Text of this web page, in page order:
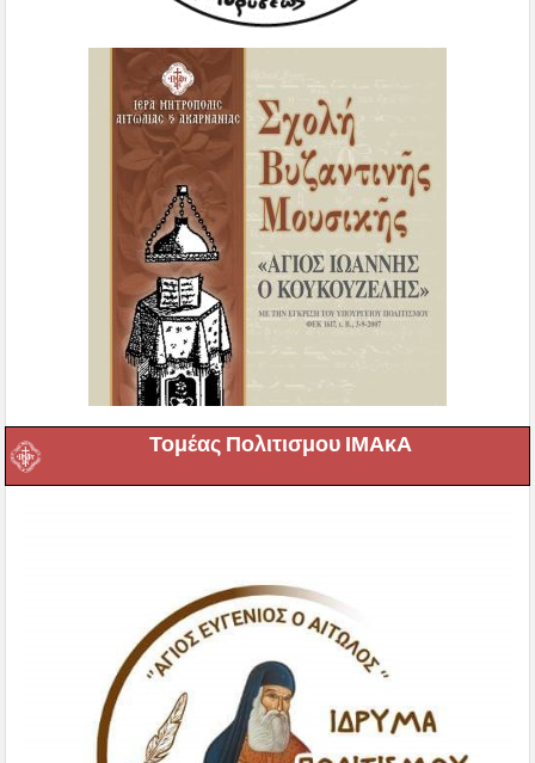
Τομέας Πολιτισμου ΙΜΑκΑ